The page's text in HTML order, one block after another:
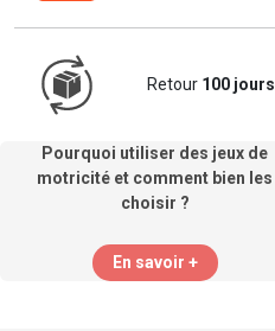
Retour 100 jours
Pourquoi utiliser des jeux de
motricité et comment bien les
choisir ?
En savoir +